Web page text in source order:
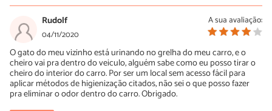
A sua avaliação:
Rudolf
04/11/2020
O gato do meu vizinho está urinando no grelha do meu carro, e o
cheiro vai pra dentro do veiculo, alguém sabe como eu posso tirar o
cheiro do interior do carro. Por ser um local sem acesso fácil para
aplicar métodos de higienização citados, não sei o que posso fazer
pra eliminar o odor dentro do carro. Obrigado.